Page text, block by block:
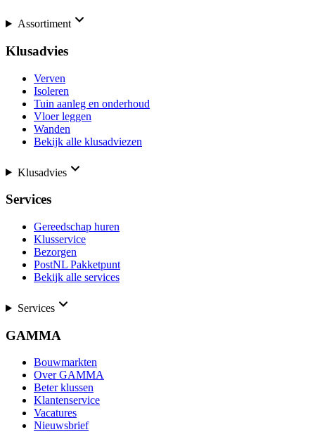
Assortiment
Klusadvies
Verven
Isoleren
Tuin aanleg en onderhoud
Vloer leggen
Wanden
Bekijk alle klusadviezen
Klusadvies
Services
Gereedschap huren
Klusservice
Bezorgen
PostNL Pakketpunt
Bekijk alle services
Services
GAMMA
Bouwmarkten
Over GAMMA
Beter klussen
Klantenservice
Vacatures
Nieuwsbrief